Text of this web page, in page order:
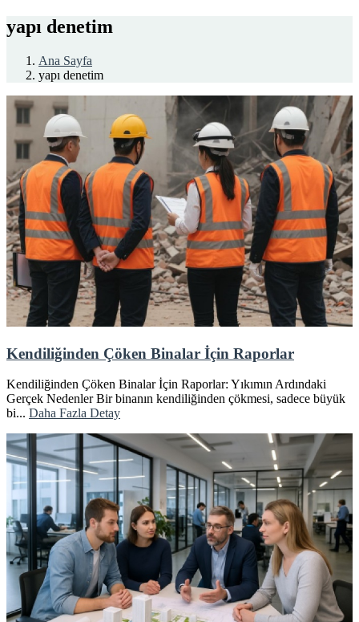
yapı denetim
Ana Sayfa
yapı denetim
Kendiliğinden Çöken Binalar İçin Raporlar
Kendiliğinden Çöken Binalar İçin Raporlar: Yıkımın Ardındaki
Gerçek Nedenler Bir binanın kendiliğinden çökmesi, sadece büyük
bi... Daha Fazla Detay